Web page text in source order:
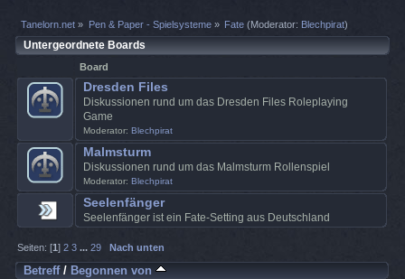
Tanelorn.net » Pen & Paper - Spielsysteme» Fate (Moderator: Blechpirat)
Untergeordnete Boards
Board
Dresden Files
Diskussionen rund um das Dresden Files Roleplaying
Game
Moderator: Blechpirat
Malmsturm
Diskussionen rund um das Malmsturm Rollenspiel
Moderator: Blechpirat
Seelenfänger
Seelenfänger ist ein Fate-Setting aus Deutschland
Seiten: [1]2 3 ...29 Nach unten
Betreff/Begonnen von